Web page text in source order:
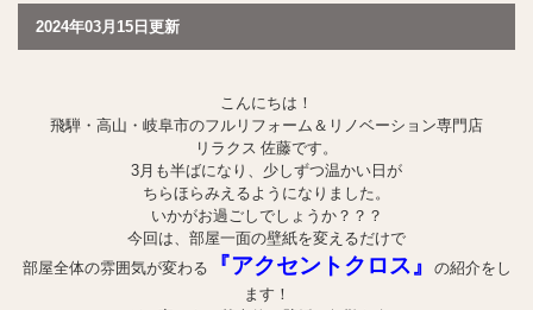
2024年03月15日更新
こんにちは！
飛騨・高山・岐阜市のフルリフォーム＆リノベーション専門店
リラクス 佐藤です。
3月も半ばになり、少しずつ温かい日が
ちらほらみえるようになりました。
いかがお過ごしでしょうか？？？
今回は、部屋一面の壁紙を変えるだけで
部屋全体の雰囲気が変わる
『アクセントクロス』
の紹介をし
ます！